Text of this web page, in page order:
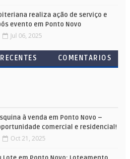
realiza ação de serviço e
evento em Ponto Novo
Jul 06, 2025
RECENTES COMENTARIOS
à venda em Ponto Novo –
comercial e residencial!
Oct 21, 2025